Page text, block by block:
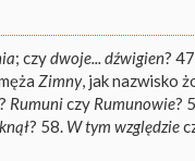
; czydwoje... dźwigien?
Zimny, jak nazwisko
? Rumuniczy Rumunowie?
? 58. W tym względzie